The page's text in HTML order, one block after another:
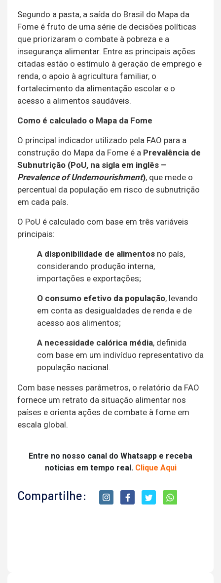
Segundo a pasta, a saída do Brasil do Mapa da
Fome é fruto de uma série de decisões políticas
que priorizaram o combate à pobreza e a
insegurança alimentar. Entre as principais ações
citadas estão o estímulo à geração de emprego e
renda, o apoio à agricultura familiar, o
fortalecimento da alimentação escolar e o
acesso a alimentos saudáveis.
Como é calculado o Mapa da Fome
O principal indicador utilizado pela FAO para a
construção do Mapa da Fome é a Prevalência de
Subnutrição (PoU, na sigla em inglês –
Prevalence of Undernourishment), que mede o
percentual da população em risco de subnutrição
em cada país.
O PoU é calculado com base em três variáveis
principais:
A disponibilidade de alimentos no país,
considerando produção interna,
importações e exportações;
O consumo efetivo da população, levando
em conta as desigualdades de renda e de
acesso aos alimentos;
A necessidade calórica média, definida
com base em um indivíduo representativo da
população nacional.
Com base nesses parâmetros, o relatório da FAO
fornece um retrato da situação alimentar nos
países e orienta ações de combate à fome em
escala global.
Entre no nosso canal do Whatsapp e receba
noticias em tempo real. Clique Aqui
Compartilhe: